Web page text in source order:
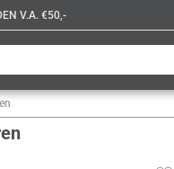
V.A. €50,-